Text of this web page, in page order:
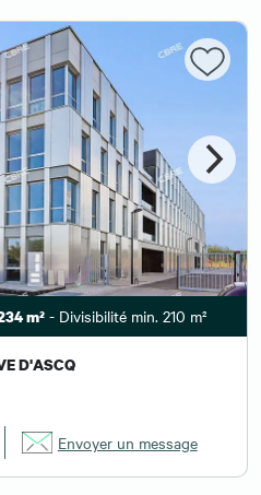
m² - Divisibilité min. 210 m²
D'ASCQ
Envoyer un message